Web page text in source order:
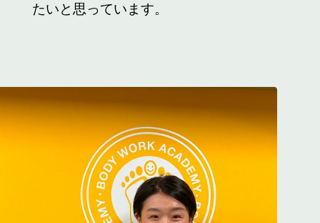
たいと思っています。